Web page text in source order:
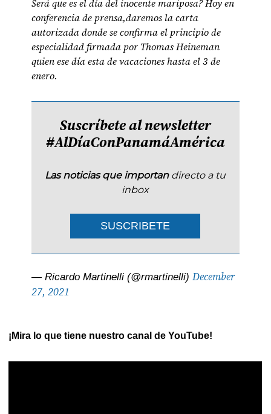
Será que es el día del inocente mariposa? Hoy en
conferencia de prensa,daremos la carta
autorizada donde se confirma el principio de
especialidad firmada por Thomas Heineman
quien ese día esta de vacaciones hasta el 3 de
enero.
Suscríbete al newsletter
#AlDíaConPanamáAmérica
Las noticias que importan directo a tu
inbox
SUSCRIBETE
— Ricardo Martinelli (@rmartinelli)December
27, 2021
¡Mira lo que tiene nuestro canal de YouTube!